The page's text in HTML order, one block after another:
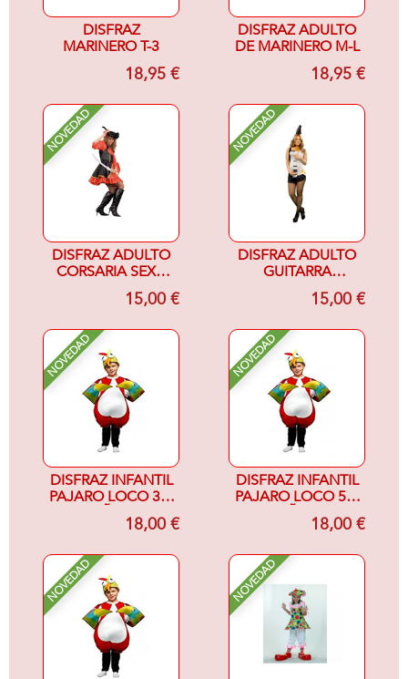
DISFRAZ
MARINERO T-3
18,95 €
DISFRAZ ADULTO
DE MARINERO M-L
18,95 €
NOVEDAD
DISFRAZ ADULTO
CORSARIA SEXY-
MUJER-15,00 €
NOVEDAD
DISFRAZ ADULTO
GUITARRA
ELECTRICA15,00 €
NOVEDAD
DISFRAZ INFANTIL
PAJARO LOCO 3-4
AÑOS18,00 €
NOVEDAD
DISFRAZ INFANTIL
PAJARO LOCO 5-6
AÑOS18,00 €
NOVEDAD NOVEDAD